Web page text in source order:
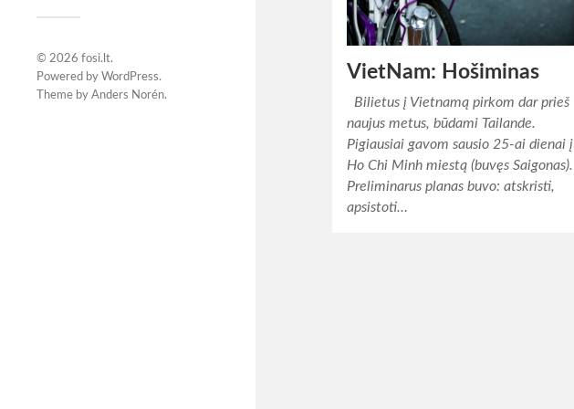
© 2026 fosi.lt.
Powered by WordPress.
Theme by Anders Norén.
VietNam: Hošiminas
Bilietus į Vietnamą pirkom dar prieš
naujus metus, būdami Tailande.
Pigiausiai gavom sausio 25-ai dienai į
Ho Chi Minh miestą (buvęs Saigonas).
Preliminarus planas buvo: atskristi,
apsistoti…